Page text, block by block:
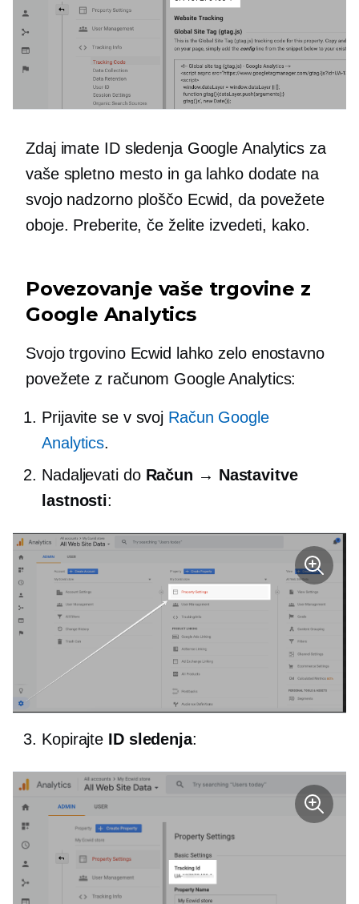
Zdaj imate ID sledenja Google Analytics za
vaše spletno mesto in ga lahko dodate na
svojo nadzorno ploščo Ecwid, da povežete
oboje. Preberite, če želite izvedeti, kako.
Povezovanje vaše trgovine z
Google Analytics
Svojo trgovino Ecwid lahko zelo enostavno
povežete z računom Google Analytics:
Prijavite se v svoj Račun Google
Analytics.
Nadaljevati do Račun → Nastavitve
lastnosti:
Kopirajte ID sledenja: